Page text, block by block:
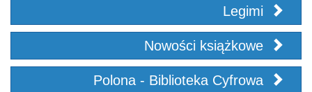
Legimi
Nowości książkowe
Polona - Biblioteka Cyfrowa